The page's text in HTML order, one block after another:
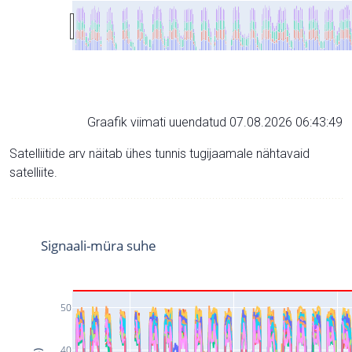
Graafik viimati uuendatud 07.08.2026 06:43:49
Satelliitide arv näitab ühes tunnis tugijaamale nähtavaid
satelliite.
50
Signaali-müra suhe